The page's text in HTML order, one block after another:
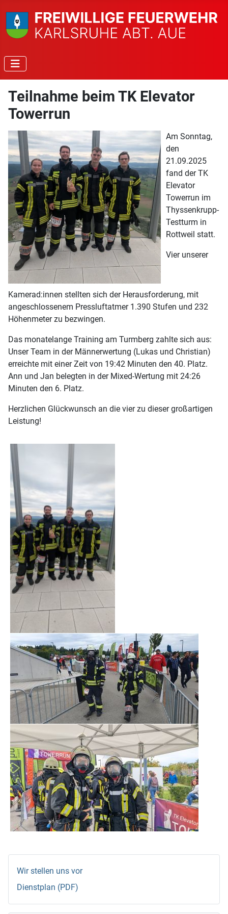
Teilnahme beim TK Elevator
Towerrun
Am Sonntag,
den
21.09.2025
fand der TK
Elevator
Towerrun im
Thyssenkrupp-
Testturm in
Rottweil statt.
Vier unserer
Kamerad:innen stellten sich der Herausforderung, mit
angeschlossenem Pressluftatmer 1.390 Stufen und 232
Höhenmeter zu bezwingen.
Das monatelange Training am Turmberg zahlte sich aus:
Unser Team in der Männerwertung (Lukas und Christian)
erreichte mit einer Zeit von 19:42 Minuten den 40. Platz.
Ann und Jan belegten in der Mixed-Wertung mit 24:26
Minuten den 6. Platz.
Herzlichen Glückwunsch an die vier zu dieser großartigen
Leistung!
Wir stellen uns vor
Dienstplan (PDF)